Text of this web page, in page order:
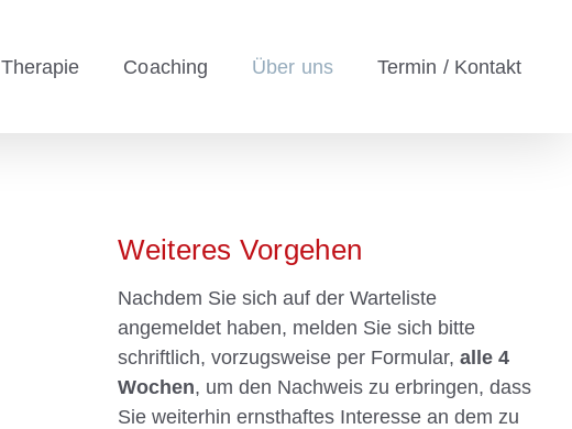
Therapie Coaching Über uns Termin / Kontakt
Weiteres Vorgehen
Nachdem Sie sich auf der Warteliste
angemeldet haben, melden Sie sich bitte
schriftlich, vorzugsweise per Formular, alle 4
Wochen, um den Nachweis zu erbringen, dass
Sie weiterhin ernsthaftes Interesse an dem zu